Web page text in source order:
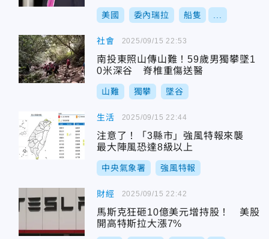
美國 委內瑞拉 船隻
社會
南投東照山傳山難！59歲男獨攀墜1
0米深谷 脊椎重傷送醫
山難 獨攀 墜谷
2025/09/15 22:53
生活
注意了！「3縣市」強風特報來襲
最大陣風恐達8級以上
中央氣象署 強風特報
2025/09/15 22:44
財經
馬斯克狂砸10億美元增持股！ 美股
開高特斯拉大漲7%
2025/09/15 22:42